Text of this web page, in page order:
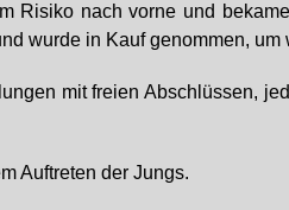
Risiko nach vorne und
wurde in Kauf genommen,
mit freien Abschlüssen,
Auftreten der Jungs.